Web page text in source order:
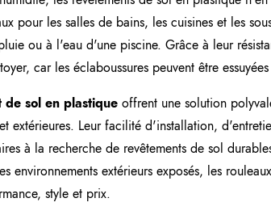
pour les salles de bains, les cuisines et les
ou à l'eau d'une piscine. Grâce à leur
car les éclaboussures peuvent être
de sol en plastique offrent une solution
extérieures. Leur facilité d'installation,
à la recherche de revêtements de sol
environnements extérieurs exposés, les
style et prix.